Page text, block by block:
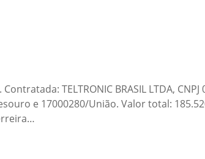
TELTRONIC BRASIL LTDA, CNPJ
e 17000280/União. Valor total: